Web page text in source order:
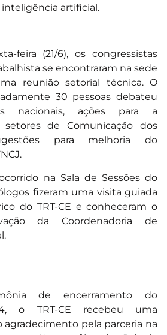
artificial.
feira (21/6), os congressistas
se encontraram na sede
reunião setorial técnica. O
30 pessoas debateu
nacionais, ações para a
setores de Comunicação dos
para melhoria do
na Sala de Sessões do
fizeram uma visita guiada
do TRT-CE e conheceram o
da Coordenadoria de
de encerramento do
o TRT-CE recebeu uma
pela parceria na